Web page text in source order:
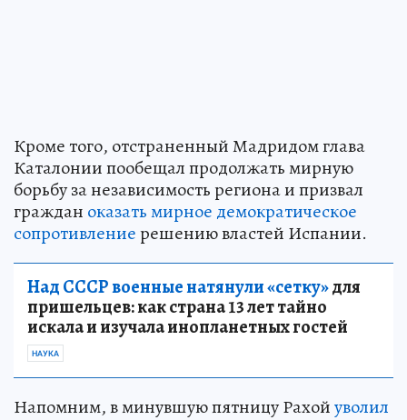
Кроме того, отстраненный Мадридом глава
Каталонии пообещал продолжать мирную
борьбу за независимость региона и призвал
граждан оказать мирное демократическое
сопротивлениерешению властей Испании.
Над СССР военные натянули «сетку»для
пришельцев: как страна 13 лет тайно
искала и изучала инопланетных гостей
НАУКА
Напомним, в минувшую пятницу Рахойуволил